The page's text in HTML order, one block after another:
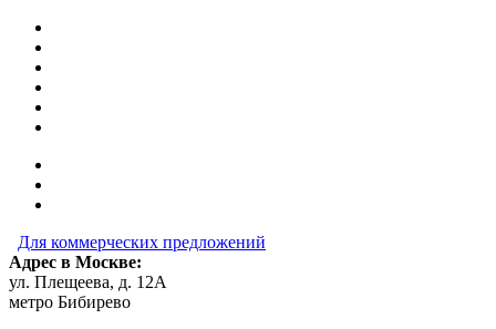
Для коммерческих предложений
Адрес в Москве:
ул. Плещеева, д. 12А
метро Бибирево